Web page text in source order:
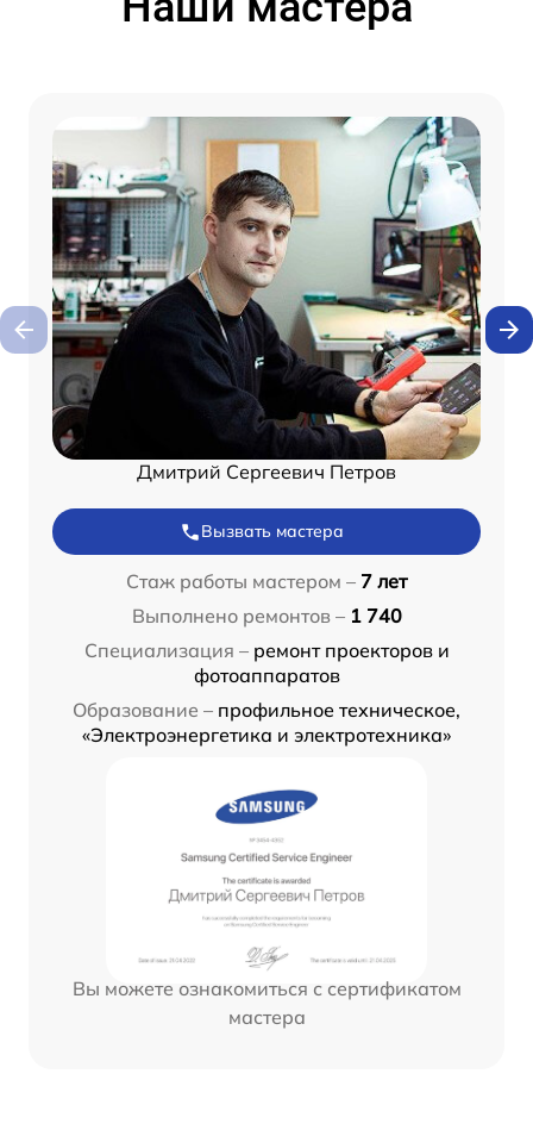
Дмитрий Сергеевич Петров
Вызвать мастера
Стаж работы мастером – 7 лет
Выполнено ремонтов – 1 740
Специализация – ремонт проекторов и
фотоаппаратов
Образование – профильное техническое,
«Электроэнергетика и электротехника»
Вы можете ознакомиться с сертификатом
мастера